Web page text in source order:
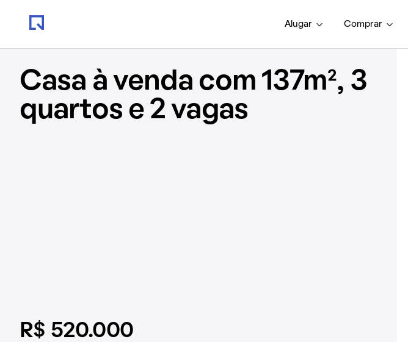
Alugar Comprar
Casa à venda com 137m², 3
quartos e 2 vagas
R$ 520.000